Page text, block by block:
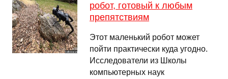
робот, готовый к любым
препятствиям
Этот маленький робот может
пойти практически куда угодно.
Исследователи из Школы
компьютерных наук